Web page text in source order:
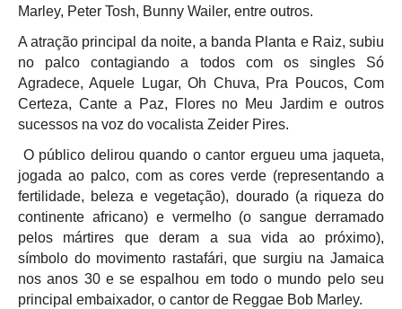
Marley, Peter Tosh, Bunny Wailer, entre outros.
A atração principal da noite, a banda Planta e Raiz, subiu
no palco contagiando a todos com os singles Só
Agradece, Aquele Lugar, Oh Chuva, Pra Poucos, Com
Certeza, Cante a Paz, Flores no Meu Jardim e outros
sucessos na voz do vocalista Zeider Pires.
O público delirou quando o cantor ergueu uma jaqueta,
jogada ao palco, com as cores verde (representando a
fertilidade, beleza e vegetação), dourado (a riqueza do
continente africano) e vermelho (o sangue derramado
pelos mártires que deram a sua vida ao próximo),
símbolo do movimento rastafári, que surgiu na Jamaica
nos anos 30 e se espalhou em todo o mundo pelo seu
principal embaixador, o cantor de Reggae Bob Marley.